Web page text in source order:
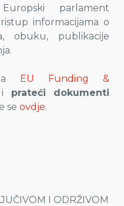
parlament
informacijama o
obuku, publikacije
EU Funding &
prateći dokumenti
se ovdje.
I ODRŽIVOM